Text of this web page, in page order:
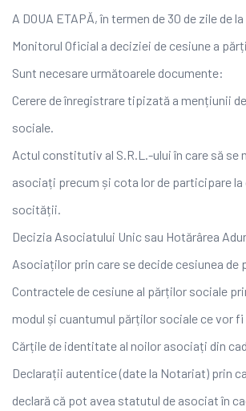
A DOUA ETAPĂ, în termen de 30 de zile de
Monitorul Oficial a deciziei de cesiune a
Sunt necesare următoarele documente:
Cerere de înregistrare tipizată a mențiunii
sociale.
Actul constitutiv al S.R.L.-ului în care să se
asociați precum și cota lor de participare la
socității.
Decizia Asociatului Unic sau Hotărârea
Asociaților prin care se decide cesiunea de
Contractele de cesiune al părților sociale
modul și cuantumul părților sociale ce vor
Cărțile de identitate al noilor asociați din
Declarații autentice (date la Notariat) prin
declară că pot avea statutul de asociat în